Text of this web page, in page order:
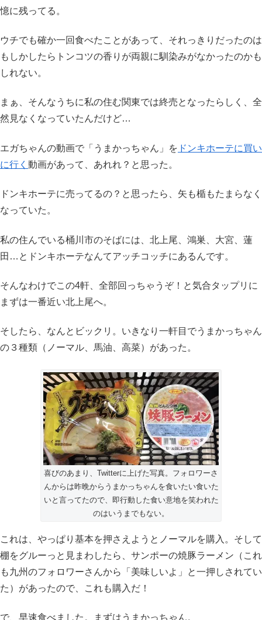
憶に残ってる。
ウチでも確か一回食べたことがあって、それっきりだったのは
もしかしたらトンコツの香りが両親に馴染みがなかったのかも
しれない。
まぁ、そんなうちに私の住む関東では終売となったらしく、全
然見なくなっていたんだけど…
エガちゃんの動画で「うまかっちゃん」を ドンキホーテに買い
に行く 動画があって、あれれ？と思った。
ドンキホーテに売ってるの？と思ったら、矢も楯もたまらなく
なっていた。
私の住んでいる桶川市のそばには、北上尾、鴻巣、大宮、蓮
田…とドンキホーテなんてアッチコッチにあるんです。
そんなわけでこの4軒、全部回っちゃうぞ！と気合タップリに
まずは一番近い北上尾へ。
そしたら、なんとビックリ。いきなり一軒目でうまかっちゃん
の３種類（ノーマル、馬油、高菜）があった。
喜びのあまり、Twitterに上げた写真。フォロワーさ
んからは昨晩からうまかっちゃんを食いたい食いた
いと言ってたので、即行動した食い意地を笑われた
のはいうまでもない。
これは、やっぱり基本を押さえようとノーマルを購入。そして
棚をグルーっと見まわしたら、サンポーの焼豚ラーメン（これ
も九州のフォロワーさんから「美味しいよ」と一押しされてい
た）があったので、これも購入だ！
で、早速食べました。まずはうまかっちゃん。